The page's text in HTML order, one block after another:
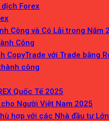
Forex
Công và Có Lãi trong Năm
Công
CopyTrade với Trade bằng
công
Quốc Tế 2025
Người Việt Nam 2025
hợp với các Nhà đầu tư Lớn